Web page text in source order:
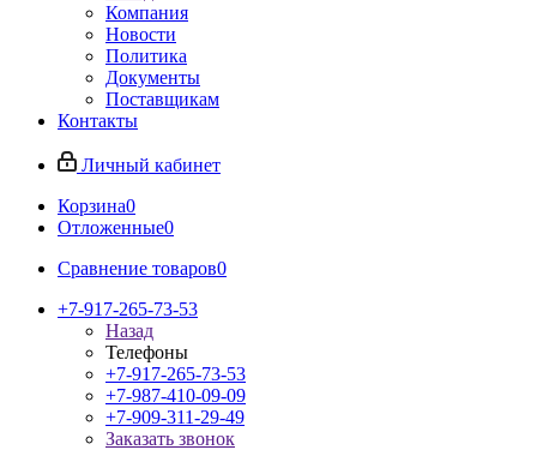
Компания
Новости
Политика
Документы
Поставщикам
Контакты
Личный кабинет
Корзина0
Отложенные0
Сравнение товаров0
+7-917-265-73-53
Назад
Телефоны
+7-917-265-73-53
+7-987-410-09-09
+7-909-311-29-49
Заказать звонок